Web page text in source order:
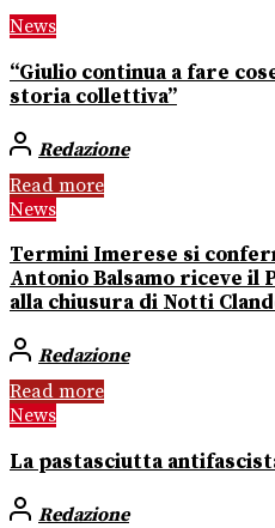
News
“Giulio continua a fare
storia collettiva”
Redazione
Read more
News
Termini Imerese si
Antonio Balsamo riceve il
alla chiusura di Notti
Redazione
Read more
News
La pastasciutta
Redazione